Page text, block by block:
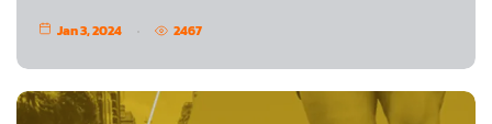
Jan 3, 2024 2467